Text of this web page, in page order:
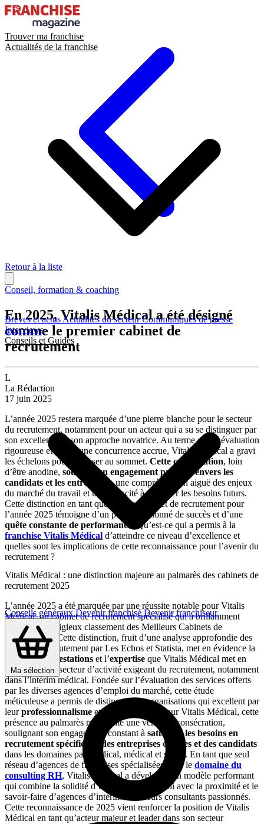
Trouver ma franchise
Actualités de la franchise
Brèves et actus Actualités du secteurCommuniqués de presse
Interviews
Conseils et Guides
Conseils générauxDevenir franchiséDevenir franchiseur
Ma sélection
Retour à la liste
Conseil, formation & coaching
En 2025, Vitalis Médical a été désigné
comme le premier cabinet de
recrutement
L
La Rédaction
17 juin 2025
L’année 2025 restera marquée d’une pierre blanche pour le secteur
du recrutement, notamment pour un acteur qui a su se distinguer par
son excellence et son approche novatrice. Au terme d’une évaluation
rigoureuse et face à une concurrence accrue, Vitalis Médical a gravi
les échelons pour se hisser au sommet. Cette consécration, loin
d’être anodine, souligne un engagement profond envers les
candidats et les entreprises, une compréhension aiguë des enjeux
du marché du travail et une capacité à anticiper les besoins futurs.
Cette distinction en tant que premier cabinet de recrutement pour
l’année 2025 témoigne d’un parcours jalonné de succès et d’une
quête constante de performance
. Qu’est-ce qui a permis à la
franchise Vitalis Médical d’atteindre ce niveau d’excellence et
quelles sont les implications de cette reconnaissance pour l’avenir du
recrutement ?
Vitalis Médical : une distinction majeure au palmarès des cabinets de
recrutement 2025
L’année 2025 a été marquée par une réussite notable pour Vitalis
Médical, un cabinet de recrutement spécialisé qui a brillamment
intégré le prestigieux classement des Meilleurs Cabinets de
Recrutement. Cette distinction, fruit d’une analyse approfondie des
acteurs du recrutement par Les Echos et Statista, met en évidence la
qualité des prestations et l’expertise que Vitalis Médical met en
œuvre dans le secteur d’activité exigeant du recrutement, notamment
dans l’intérim médical. Fondée sur l’évaluation des services offerts
par les diverses agences d’emploi du marché, cette étude
méticuleuse a permis de distinguer les organisations qui excellent par
leurprofessionnalisme et leur
. Pour Vitalis Médical, cette
présence au palmarès représente une véritable consécration,
soulignant son engagement constant à satisfaire les besoins en
recrutement spécifiques des entreprises clientes et des candidats
dans les domaines paramédical, médical et social. En tant que seul
réseau d’agences de franchises spécialisées dans le domaine du
consulting RH, Vitalis Médical a développé un modèle performant
qui combine la solidité d’un réseau bien établi avec la proximité et le
savoir-faire d’agences d’intérim et de leurs consultants passionnés.
Cette reconnaissance de 2025 vient renforcer la position de Vitalis
Médical en tant qu’acteur majeur et leader dans son secteur